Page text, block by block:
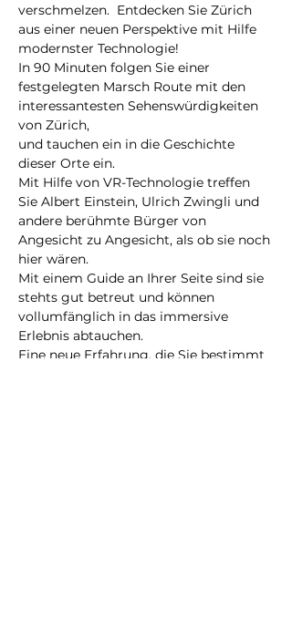
verschmelzen.  Entdecken Sie Zürich
aus einer neuen Perspektive mit Hilfe
modernster Technologie!
In 90 Minuten folgen Sie einer
festgelegten Marsch Route mit den
interessantesten Sehenswürdigkeiten
von Zürich,
und tauchen ein in die Geschichte
dieser Orte ein.
Mit Hilfe von VR-Technologie treffen
Sie Albert Einstein, Ulrich Zwingli und
andere berühmte Bürger von
Angesicht zu Angesicht, als ob sie noch
hier wären.
Mit einem Guide an Ihrer Seite sind sie
stehts gut betreut und können
vollumfänglich in das immersive
Erlebnis abtauchen.
Eine neue Erfahrung, die Sie bestimmt